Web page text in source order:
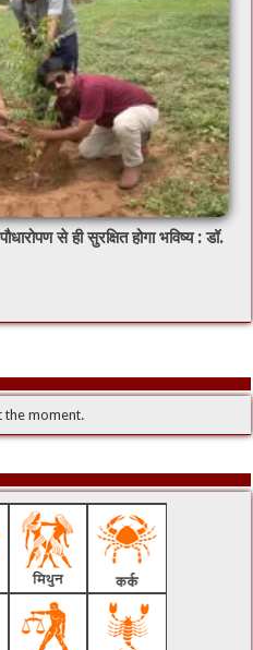
से ही सुरक्षित होगा भविष्य : डॉ.
the moment.